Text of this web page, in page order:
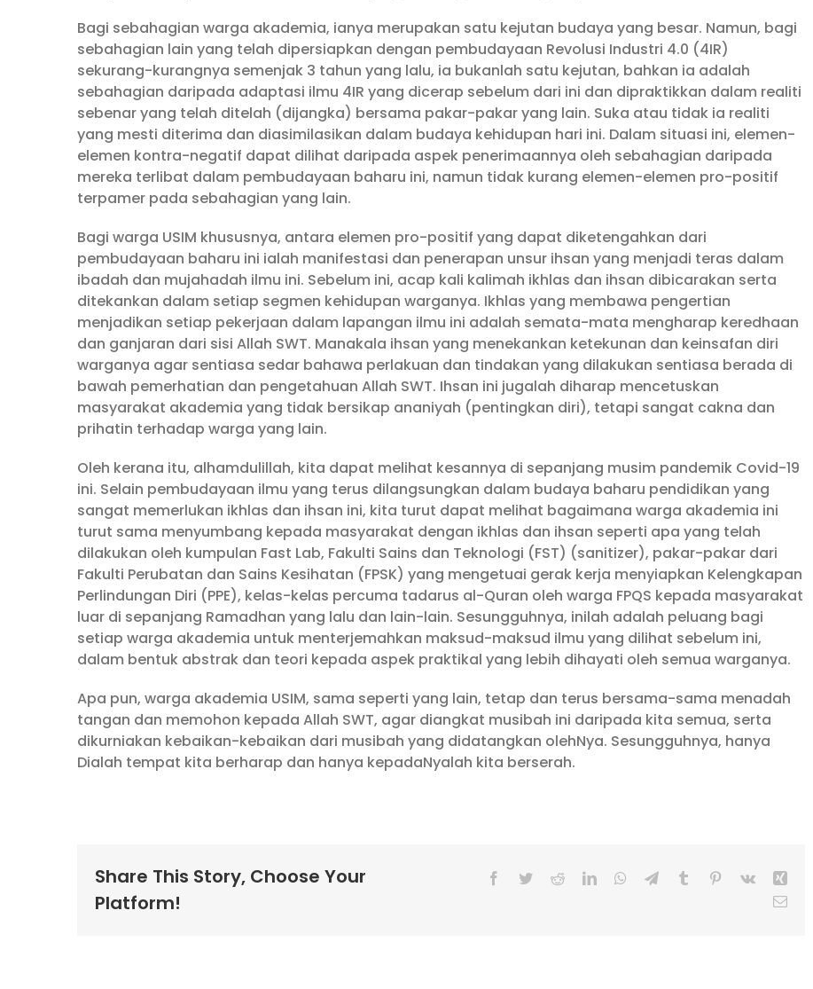
Bagi sebahagian warga akademia, ianya merupakan satu kejutan budaya yang besar. Namun, bagi
sebahagian lain yang telah dipersiapkan dengan pembudayaan Revolusi Industri 4.0 (4IR)
sekurang-kurangnya semenjak 3 tahun yang lalu, ia bukanlah satu kejutan, bahkan ia adalah
sebahagian daripada adaptasi ilmu 4IR yang dicerap sebelum dari ini dan dipraktikkan dalam realiti
sebenar yang telah ditelah (dijangka) bersama pakar-pakar yang lain. Suka atau tidak ia realiti
yang mesti diterima dan diasimilasikan dalam budaya kehidupan hari ini. Dalam situasi ini, elemen-
elemen kontra-negatif dapat dilihat daripada aspek penerimaannya oleh sebahagian daripada
mereka terlibat dalam pembudayaan baharu ini, namun tidak kurang elemen-elemen pro-positif
terpamer pada sebahagian yang lain.
Bagi warga USIM khususnya, antara elemen pro-positif yang dapat diketengahkan dari
pembudayaan baharu ini ialah manifestasi dan penerapan unsur ihsan yang menjadi teras dalam
ibadah dan mujahadah ilmu ini. Sebelum ini, acap kali kalimah ikhlas dan ihsan dibicarakan serta
ditekankan dalam setiap segmen kehidupan warganya. Ikhlas yang membawa pengertian
menjadikan setiap pekerjaan dalam lapangan ilmu ini adalah semata-mata mengharap keredhaan
dan ganjaran dari sisi Allah SWT. Manakala ihsan yang menekankan ketekunan dan keinsafan diri
warganya agar sentiasa sedar bahawa perlakuan dan tindakan yang dilakukan sentiasa berada di
bawah pemerhatian dan pengetahuan Allah SWT. Ihsan ini jugalah diharap mencetuskan
masyarakat akademia yang tidak bersikap ananiyah (pentingkan diri), tetapi sangat cakna dan
prihatin terhadap warga yang lain.
Oleh kerana itu, alhamdulillah, kita dapat melihat kesannya di sepanjang musim pandemik Covid-19
ini. Selain pembudayaan ilmu yang terus dilangsungkan dalam budaya baharu pendidikan yang
sangat memerlukan ikhlas dan ihsan ini, kita turut dapat melihat bagaimana warga akademia ini
turut sama menyumbang kepada masyarakat dengan ikhlas dan ihsan seperti apa yang telah
dilakukan oleh kumpulan Fast Lab, Fakulti Sains dan Teknologi (FST) (sanitizer), pakar-pakar dari
Fakulti Perubatan dan Sains Kesihatan (FPSK) yang mengetuai gerak kerja menyiapkan Kelengkapan
Perlindungan Diri (PPE), kelas-kelas percuma tadarus al-Quran oleh warga FPQS kepada masyarakat
luar di sepanjang Ramadhan yang lalu dan lain-lain. Sesungguhnya, inilah adalah peluang bagi
setiap warga akademia untuk menterjemahkan maksud-maksud ilmu yang dilihat sebelum ini,
dalam bentuk abstrak dan teori kepada aspek praktikal yang lebih dihayati oleh semua warganya.
Apa pun, warga akademia USIM, sama seperti yang lain, tetap dan terus bersama-sama menadah
tangan dan memohon kepada Allah SWT, agar diangkat musibah ini daripada kita semua, serta
dikurniakan kebaikan-kebaikan dari musibah yang didatangkan olehNya. Sesungguhnya, hanya
Dialah tempat kita berharap dan hanya kepadaNyalah kita berserah.
Share This Story, Choose Your
Platform!
Facebook
TwitterRedditLinkedInWhatsApp
TelegramTumblr Pinterest
Vk
Email